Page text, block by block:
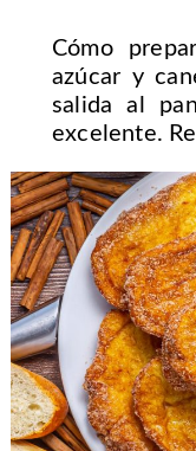
Cómo
azúcar y
salida al
excelente.